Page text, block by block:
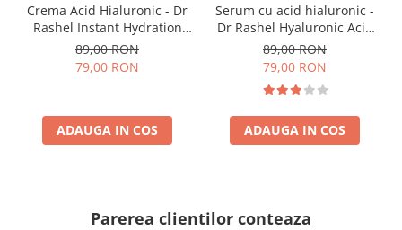
Crema Acid Hialuronic - Dr
Rashel Instant Hydration
Essence Gel Cream - 50 g
89,00 RON
79,00 RON
ADAUGA IN COS
Serum cu acid hialuronic -
Dr Rashel Hyaluronic Acid
Infused Serum - 40 ml
89,00 RON
79,00 RON
ADAUGA IN COS
Parerea clientilor conteaza